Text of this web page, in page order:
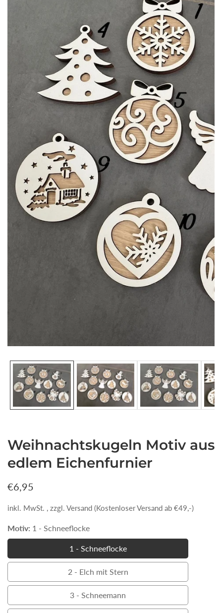
Galerie
Weihnachtskugeln Motiv aus
edlem Eichenfurnier
Normaler
€6,95
inkl. MwSt. , zzgl. Versand (Kostenloser Versand ab €49,-)
Motiv: 1 - Schneeflocke
1 - Schneeflocke
1
Schneeflocke
2 - Elch mit Stern
2
Elch
3 - Schneemann
3